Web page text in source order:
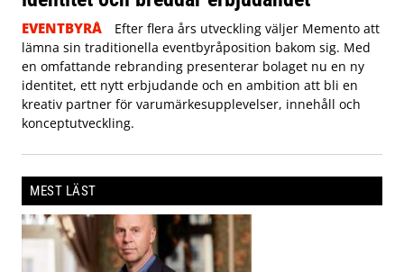
EVENTBYRÅ
Efter flera års utveckling väljer Memento att
lämna sin traditionella eventbyråposition bakom sig. Med
en omfattande rebranding presenterar bolaget nu en ny
identitet, ett nytt erbjudande och en ambition att bli en
kreativ partner för varumärkesupplevelser, innehåll och
konceptutveckling.
MEST LÄST